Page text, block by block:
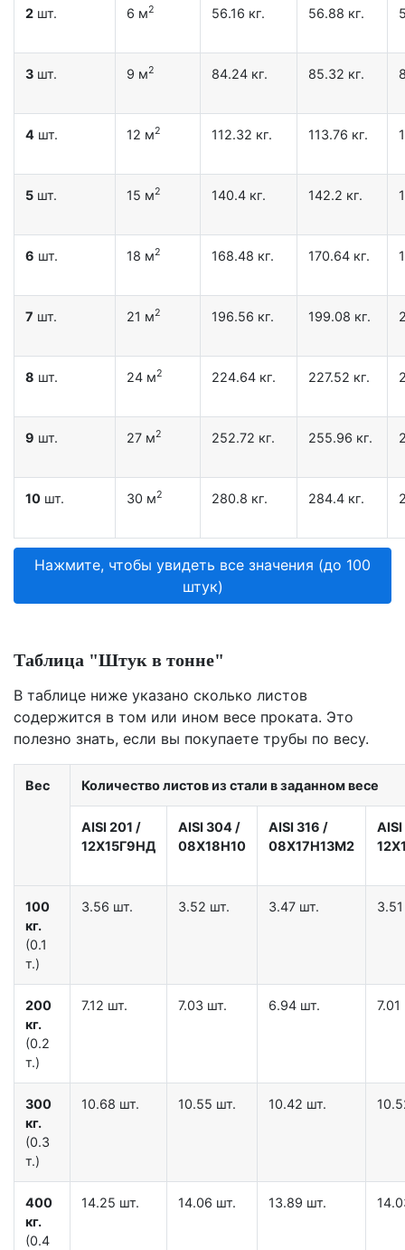
2 шт. 6 м2 56.16 кг. 56.88 кг.
3 шт. 9 м2 84.24 кг. 85.32 кг.
4 шт. 12 м2 112.32 кг. 113.76 кг.
5 шт. 15 м2 140.4 кг. 142.2 кг.
6 шт. 18 м2 168.48 кг. 170.64 кг.
7 шт. 21 м2 196.56 кг. 199.08 кг.
8 шт. 24 м2 224.64 кг. 227.52 кг.
9 шт. 27 м2 252.72 кг. 255.96 кг.
10 шт. 30 м2 280.8 кг. 284.4 кг.
Нажмите, чтобы увидеть все значения (до 100
штук)
Таблица "Штук в тонне"
В таблице ниже указано сколько листов
содержится в том или ином весе проката. Это
полезно знать, если вы покупаете трубы по весу.
Вес Количество листов из стали в заданном весе
AISI 201 /
12X15Г9НД
AISI 304 /
08Х18Н10
AISI 316 /
08Х17Н13М2
AISI
100
кг.
(0.1
т.)
3.56 шт. 3.52 шт. 3.47 шт.
200
кг.
(0.2
т.)
7.12 шт. 7.03 шт. 6.94 шт. 7.01
300
кг.
(0.3
т.)
10.68 шт. 10.55 шт. 10.42 шт.
400
кг.
(0.4
14.25 шт. 14.06 шт. 13.89 шт.